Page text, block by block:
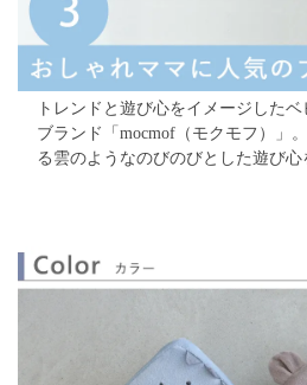
トレンドと遊び心をイメージした
ブランド「mocmof（モクモフ）」。
る雲のようなのびのびとした遊び心